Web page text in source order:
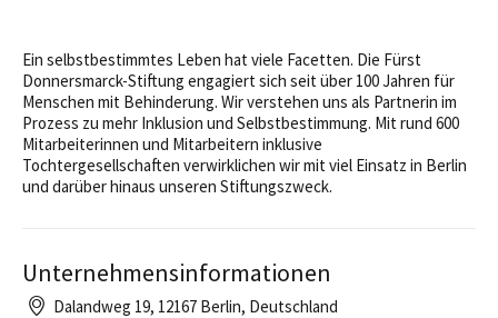
Ein selbstbestimmtes Leben hat viele Facetten. Die Fürst
Donnersmarck-Stiftung engagiert sich seit über 100 Jahren für
Menschen mit Behinderung. Wir verstehen uns als Partnerin im
Prozess zu mehr Inklusion und Selbstbestimmung. Mit rund 600
Mitarbeiterinnen und Mitarbeitern inklusive
Tochtergesellschaften verwirklichen wir mit viel Einsatz in Berlin
und darüber hinaus unseren Stiftungszweck.
Unternehmensinformationen
Dalandweg 19, 12167 Berlin, Deutschland